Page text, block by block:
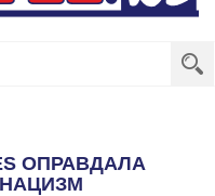
ОПРАВДАЛА